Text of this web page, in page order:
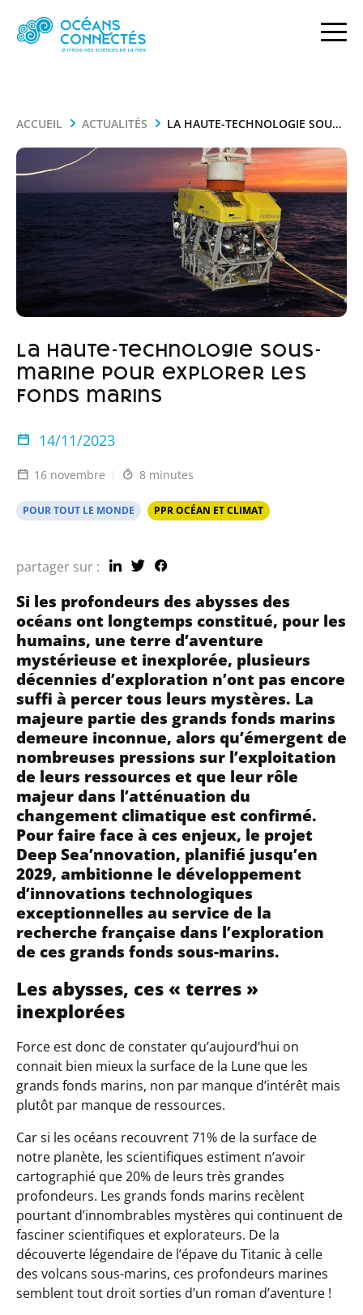
ACCUEIL ACTUALITÉS LA HAUTE-TECHNOLOGIE SOUS-MARINE POUR EXPLORER LES FONDS MARINS
La haute-technologie sous-
marine pour explorer les
fonds marins
14/11/2023
16 novembre 8 minutes
POUR TOUT LE MONDE PPR OCÉAN ET CLIMAT
partager sur :
Si les profondeurs des abysses des
océans ont longtemps constitué, pour les
humains, une terre d’aventure
mystérieuse et inexplorée, plusieurs
décennies d’exploration n’ont pas encore
suffi à percer tous leurs mystères. La
majeure partie des grands fonds marins
demeure inconnue, alors qu’émergent de
nombreuses pressions sur l’exploitation
de leurs ressources et que leur rôle
majeur dans l’atténuation du
changement climatique est confirmé.
Pour faire face à ces enjeux, le projet
Deep Sea’nnovation, planifié jusqu’en
2029, ambitionne le développement
d’innovations technologiques
exceptionnelles au service de la
recherche française dans l’exploration
de ces grands fonds sous-marins.
Les abysses, ces « terres »
inexplorées
Force est donc de constater qu’aujourd’hui on
connait bien mieux la surface de la Lune que les
grands fonds marins, non par manque d’intérêt mais
plutôt par manque de ressources.
Car si les océans recouvrent 71% de la surface de
notre planète, les scientifiques estiment n’avoir
cartographié que 20% de leurs très grandes
profondeurs. Les grands fonds marins recèlent
pourtant d’innombrables mystères qui continuent de
fasciner scientifiques et explorateurs. De la
découverte légendaire de l’épave du Titanic à celle
des volcans sous-marins, ces profondeurs marines
semblent tout droit sorties d’un roman d’aventure !